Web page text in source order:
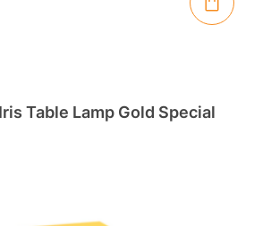
Table Lamp Gold Special